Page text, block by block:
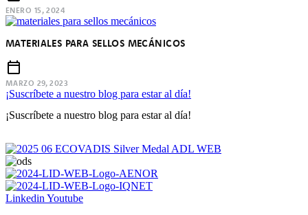
ENERO 15, 2024
MATERIALES PARA SELLOS MECÁNICOS
MARZO 29, 2023
¡Suscríbete a nuestro blog para estar al día!
¡Suscríbete a nuestro blog para estar al día!
Linkedin Youtube